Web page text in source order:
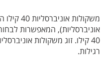
משקולות
רגילות.